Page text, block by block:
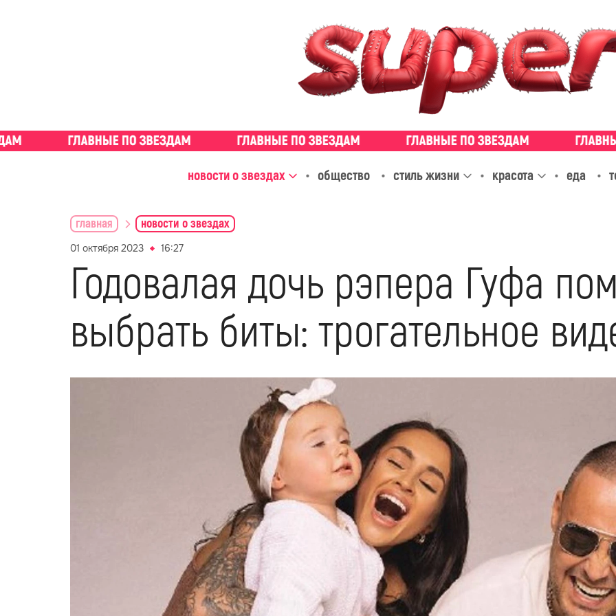
новости о звездах общество стиль жизни красота еда
главная новости о звездах
01 октября 2023 16:27
Годовалая дочь рэпера Гуфа
выбрать биты: трогательное